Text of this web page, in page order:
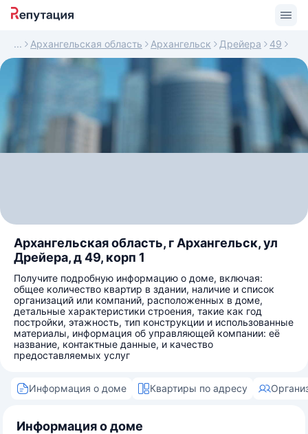
Архангельская область Архангельск Дрейера 49
Архангельская область, г Архангельск, ул
Дрейера, д 49, корп 1
Получите подробную информацию о доме, включая:
общее количество квартир в здании, наличие и список
организаций или компаний, расположенных в доме,
детальные характеристики строения, такие как год
постройки, этажность, тип конструкции и использованные
материалы, информация об управляющей компании: её
название, контактные данные, и качество
предоставляемых услуг
Информация о доме Квартиры по адресу
Информация о доме